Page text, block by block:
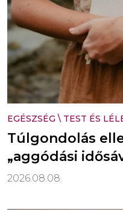
EGÉSZSÉG \ TEST ÉS
Túlgondolás
„aggódási
2026.08.08.